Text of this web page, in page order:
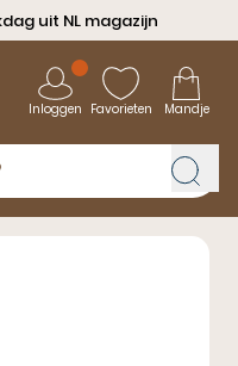
uit NL magazijn
Inloggen Favorieten Mandje